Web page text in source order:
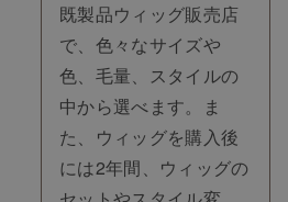
既製品ウィッグ販売店
で、色々なサイズや
色、毛量、スタイルの
中から選べます。ま
た、ウィッグを購入後
には2年間、ウィッグの